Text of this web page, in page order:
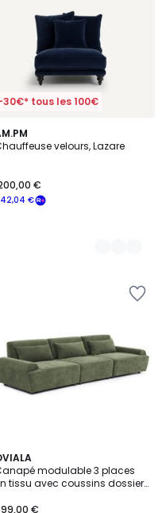
30€* tous les 100€
velours, Lazare
€
€
modulable 3 places
tissu avec coussins dossier
€